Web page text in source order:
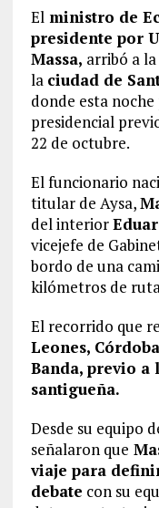
Elministro de
presidente por
Massa, arribó a
la ciudad de
donde esta
presidencial
22 de octubre.
El funcionario
titular de Aysa,
del interior
vicejefe de
bordo de una
kilómetros de
El recorrido que
Leones,
Banda, previo
santigueña.
Desde su equipo
señalaron que
viaje para
debate con su